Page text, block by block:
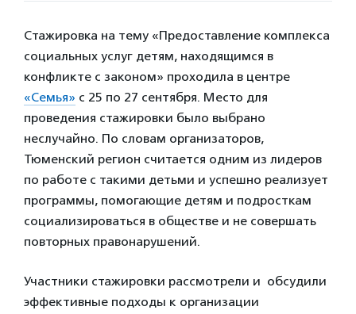
Стажировка на тему «Предоставление комплекса
социальных услуг детям, находящимся в
конфликте с законом» проходила в центре
«Семья» с 25 по 27 сентября. Место для
проведения стажировки было выбрано
неслучайно. По словам организаторов,
Тюменский регион считается одним из лидеров
по работе с такими детьми и успешно реализует
программы, помогающие детям и подросткам
социализироваться в обществе и не совершать
повторных правонарушений.
Участники стажировки рассмотрели и обсудили
эффективные подходы к организации